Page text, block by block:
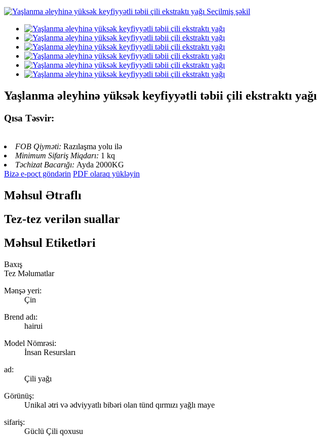
Yaşlanma əleyhinə yüksək keyfiyyətli təbii çili ekstraktı yağı
Qısa Təsvir:
FOB Qiyməti: Razılaşma yolu ilə
Minimum Sifariş Miqdarı: 1 kq
Təchizat Bacarığı: Ayda 2000KG
Bizə e-poçt göndərin PDF olaraq yükləyin
Məhsul Ətraflı
Tez-tez verilən suallar
Məhsul Etiketləri
Baxış
Tez Məlumatlar
Mənşə yeri:
Çin
Brend adı:
hairui
Model Nömrəsi:
İnsan Resursları
ad:
Çili yağı
Görünüş:
Unikal ətri və ədviyyatlı bibəri olan tünd qırmızı yağlı maye
sifariş:
Güclü Çili qoxusu